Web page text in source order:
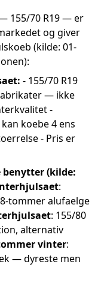
155/70 R19 — er
og giver
(kilde: 01-
- 155/70 R19
— ikke
-
koebe 4 ens
- Pris er
benytter (kilde:
:
tommer alufaelge
: 155/80
alternativ
vinter:
— dyreste men